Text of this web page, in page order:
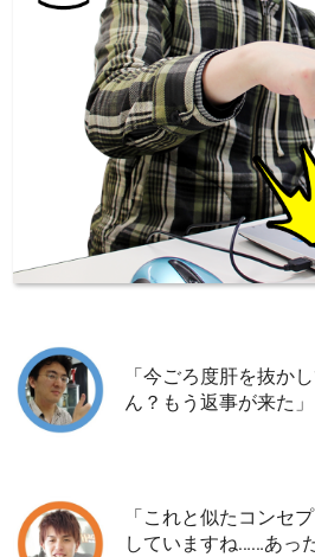
「今ごろ度肝を抜か
ん？もう返事が来た」
「これと似たコンセ
していますね……あっ